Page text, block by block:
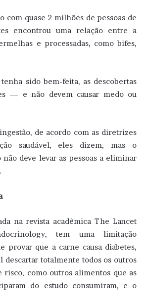
com quase 2 milhões de pessoas de
encontrou uma relação entre a
e processadas, como bifes,
sido bem-feita, as descobertas
— e não devem causar medo ou
de acordo com as diretrizes
saudável, eles dizem, mas o
deve levar as pessoas a eliminar
na revista acadêmica The Lancet
tem uma limitação
provar que a carne causa diabetes,
descartar totalmente todos os outros
risco, como outros alimentos que as
do estudo consumiram, e o